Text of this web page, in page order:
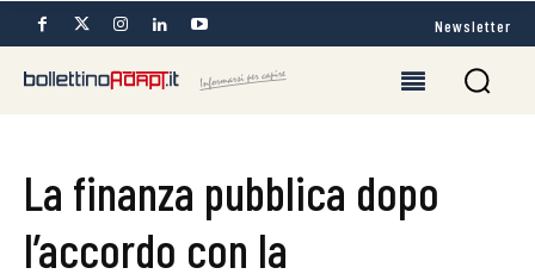
Newsletter
La finanza pubblica dopo
l’accordo con la